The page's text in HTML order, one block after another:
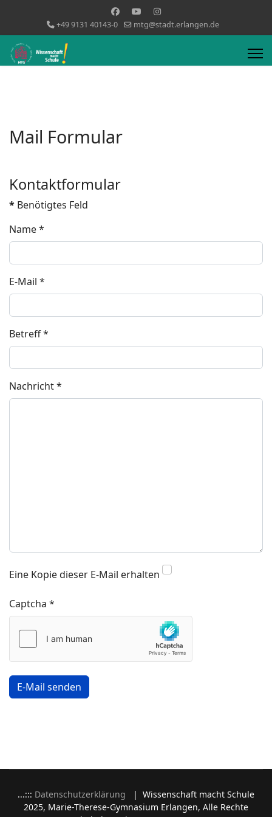
+49 9131 40143-0 mtg@stadt.erlangen.de
Mail Formular
Kontaktformular
* Benötigtes Feld
Name*
E-Mail *
Betreff*
Nachricht*
Eine Kopie dieser E-Mail erhalten
Captcha *
E-Mail senden
...::: Datenschutzerklärung | Wissenschaft macht Schule
2025, Marie-Therese-Gymnasium Erlangen, Alle Rechte